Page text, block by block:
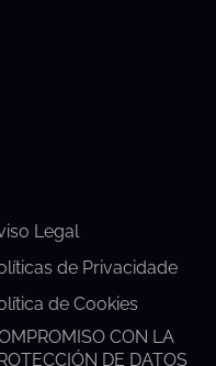
Legal
de Privacidade
de Cookies
CON LA
DE DATOS